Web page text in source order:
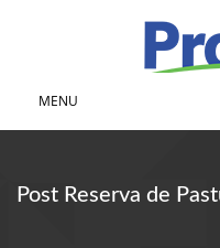
MENU
Post Reserva de